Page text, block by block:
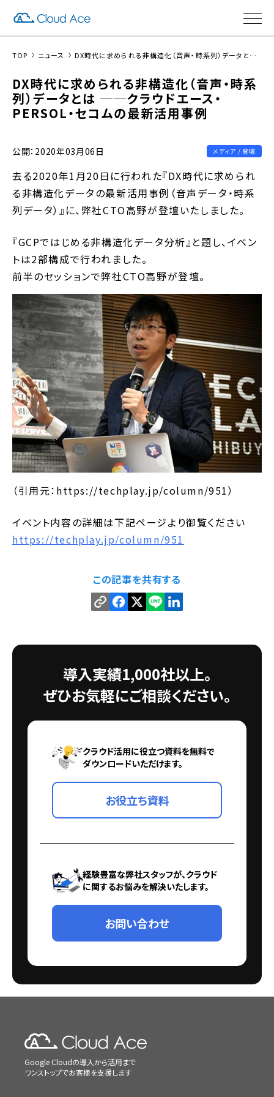
TOP ニュース DX時代に求められる非構造化（音声・時系列）データとは ──クラウドエース・PERSOL・セコムの最新活用事例
DX時代に求められる非構造化（音声・時系
列）データとは ──クラウドエース・
PERSOL・セコムの最新活用事例
公開：2020年03月06日 メディア / 登壇
去る2020年1月20日に行われた『DX時代に求められ
る非構造化データの最新活用事例（音声データ・時系
列データ）』に、弊社CTO高野が登壇いたしました。
『GCPではじめる非構造化データ分析』と題し、イベン
トは2部構成で行われました。
前半のセッションで弊社CTO高野が登壇。
（引用元：https://techplay.jp/column/951）
イベント内容の詳細は下記ページより御覧ください
https://techplay.jp/column/951
この記事を共有する
導入実績1,000社以上。
ぜひお気軽にご相談ください。
クラウド活用に役立つ資料を無料で
ダウンロードいただけます。
お役立ち資料
経験豊富な弊社スタッフが、クラウド
に関するお悩みを解決いたします。
お問い合わせ
Google Cloudの導入から活用まで
ワンストップでお客様を支援します